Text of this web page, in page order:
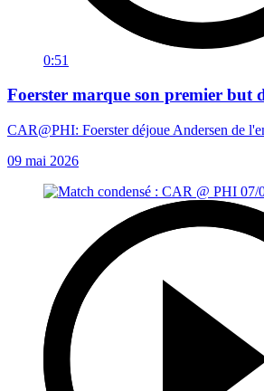
0:51
Foerster marque son premier but
CAR@PHI: Foerster déjoue Andersen de
09 mai 2026